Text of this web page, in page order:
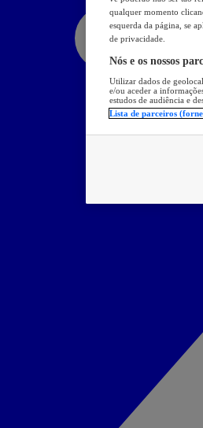
qualquer momento
esquerda da página, se
de privacidade.
Nós e os nossos
Utilizar dados de
e/ou aceder a
estudos de audiência e
Lista de parceiros